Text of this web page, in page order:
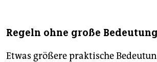
Regeln ohne große Bedeutung
Etwas größere praktische